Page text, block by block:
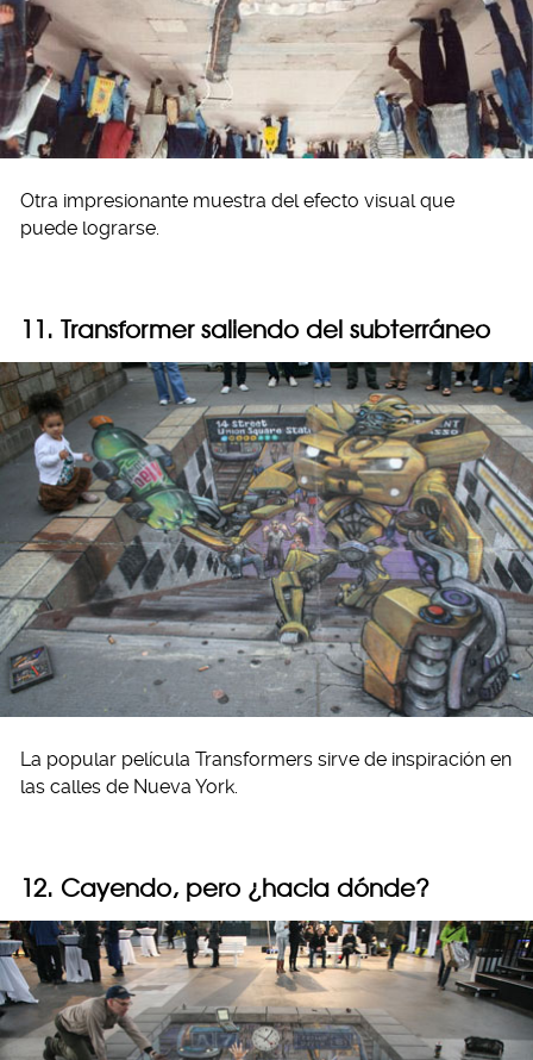
Otra impresionante muestra del efecto visual que
puede lograrse.
11. Transformer saliendo del subterráneo
La popular película Transformers sirve de inspiración en
las calles de Nueva York.
12. Cayendo, pero ¿hacia dónde?